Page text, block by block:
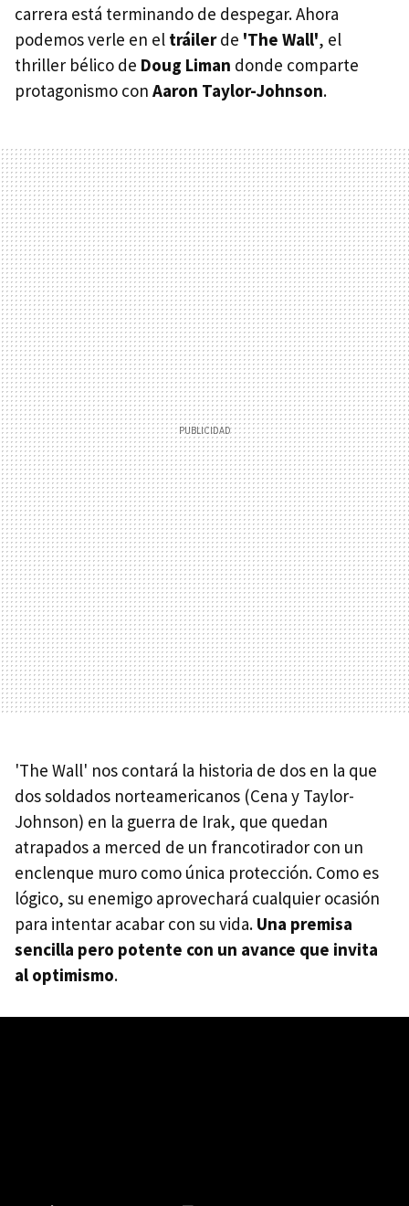
carrera está terminando de despegar. Ahora
podemos verle en el tráilerde 'The Wall', el
thriller bélico de Doug Liman donde comparte
protagonismo con Aaron Taylor-Johnson.
'The Wall' nos contará la historia de dos en la que
dos soldados norteamericanos (Cena y Taylor-
Johnson) en la guerra de Irak, que quedan
atrapados a merced de un francotirador con un
enclenque muro como única protección. Como es
lógico, su enemigo aprovechará cualquier ocasión
para intentar acabar con su vida. Una premisa
sencilla pero potente con un avance que invita
al optimismo.